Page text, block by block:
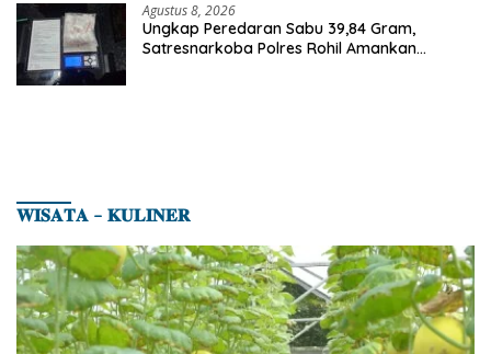
Agustus 8, 2026
Ungkap Peredaran Sabu 39,84 Gram,
Satresnarkoba Polres Rohil Amankan
𝐖𝐈𝐒𝐀𝐓𝐀 – 𝐊𝐔𝐋𝐈𝐍𝐄𝐑